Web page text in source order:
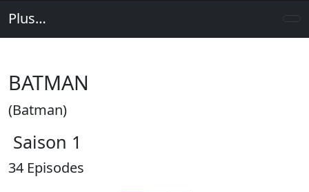
Plus…
BATMAN
(Batman)
Saison 1
34 Episodes